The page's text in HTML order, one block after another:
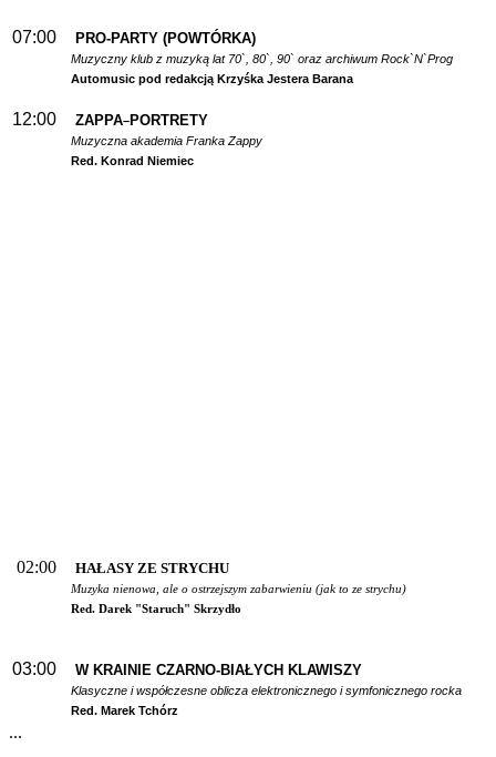
07:00 PRO-PARTY (POWTÓRKA)
Muzyczny klub z muzyką lat 70`, 80`, 90` oraz archiwum Rock`N`Prog
Automusic pod redakcją Krzyśka Jestera Barana
12:00 ZAPPA–PORTRETY
Muzyczna akademia Franka Zappy
Red. Konrad Niemiec
02:00 HAŁASY ZE STRYCHU
Muzyka nienowa, ale o ostrzejszym zabarwieniu (jak to ze strychu)
Red. Darek "Staruch" Skrzydło
03:00 W KRAINIE CZARNO-BIAŁYCH KLAWISZY
Klasyczne i współczesne oblicza elektronicznego i symfonicznego rocka
Red. Marek Tchórz
...